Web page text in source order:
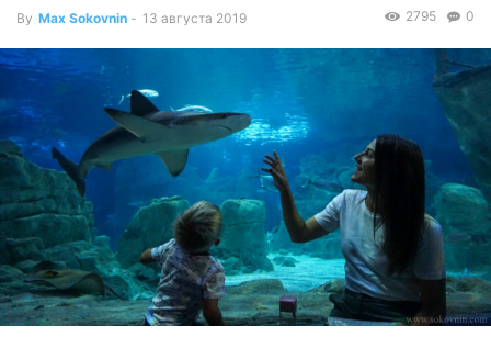
By Max Sokovnin - 13 августа 2019 0
2795